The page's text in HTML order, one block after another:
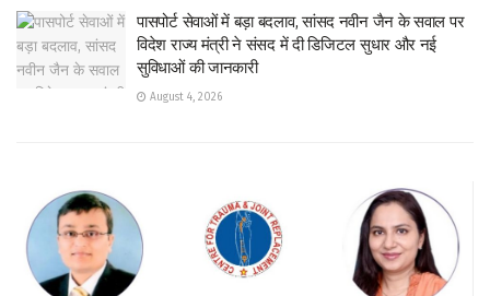
पासपोर्ट सेवाओं में बड़ा बदलाव, सांसद नवीन जैन के सवाल पर
विदेश राज्य मंत्री ने संसद में दी डिजिटल सुधार और नई
सुविधाओं की जानकारी
August 4, 2026